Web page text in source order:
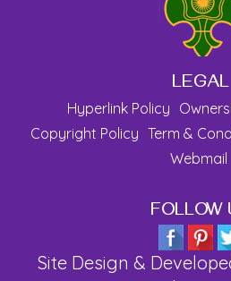
LEGAL
Hyperlink Policy
Copyright Policy Term &
Webmail
FOLLOW
Site Design &